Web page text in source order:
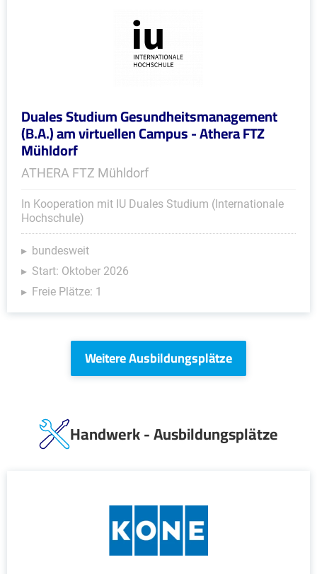
Duales Studium Gesundheitsmanagement
(B.A.) am virtuellen Campus - Athera FTZ
Mühldorf
ATHERA FTZ Mühldorf
In Kooperation mit IU Duales Studium (Internationale
Hochschule)
bundesweit
Start: Oktober 2026
Freie Plätze: 1
Weitere Ausbildungsplätze
Handwerk - Ausbildungsplätze